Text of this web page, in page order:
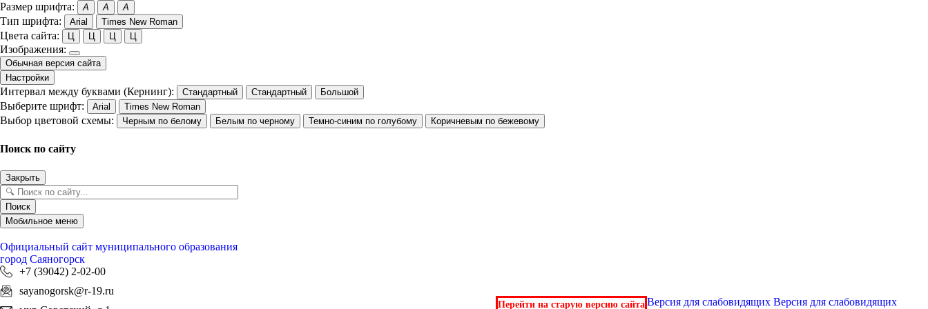
Размер шрифта: A A A
Тип шрифта: Arial Times New Roman
Цвета сайта: Ц Ц Ц Ц
Изображения:
Обычная версия сайта
Настройки
Интервал между буквами (Кернинг): Стандартный Стандартный Большой
Выберите шрифт: Arial Times New Roman
Выбор цветовой схемы: Черным по белому Белым по черному Темно-синим по голубому Коричневым по бежевому
Поиск по сайту
Закрыть
Поиск
Мобильное меню
Официальный сайт муниципального образования
город Саяногорск
+7 (39042) 2-02-00
sayanogorsk@r-19.ru
Перейти на старую версию сайта Версия для слабовидящихВерсия для слабовидящих